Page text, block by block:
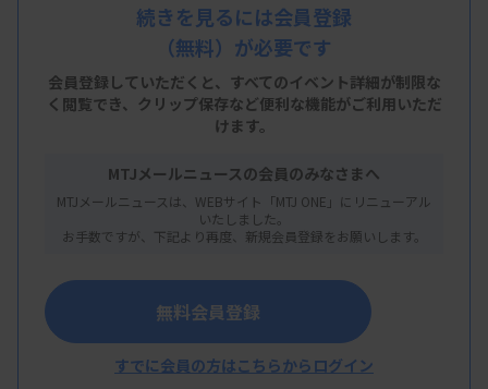
兵臨技研修センター
主 催
概 要
続きを見るには会員登録
（無料）が必要です
会員登録していただくと、すべてのイベント詳細が制限な
く閲覧でき、 クリップ保存など便利な機能がご利用いただ
けます。
MTJメールニュースの会員のみなさまへ
MTJメールニュースは、WEBサイト「MTJ ONE」にリニューアル
いたしました。
お手数ですが、下記より再度、新規会員登録をお願いします。
無料会員登録
すでに会員の方はこちらからログイン